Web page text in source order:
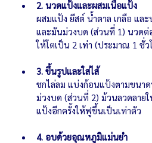
2. นวดแป้งและผสมเนื้อแป้ง
ผสมแป้ง ยีสต์ น้ำตาล เกลือ แล
และมันม่วงบด (ส่วนที่ 1) นวด
ให้โตเป็น 2 เท่า (ประมาณ 1 ชั่ว
3. ขึ้นรูปและใส่ไส้
ชกไล่ลม แบ่งก้อนแป้งตามขนา
ม่วงบด (ส่วนที่ 2) ม้วนลวดลาย
แป้งอีกครั้งให้ฟูขึ้นเป็นเท่าตัว
4. อบด้วยอุณหภูมิแม่นยำ